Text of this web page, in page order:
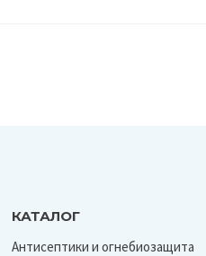
КАТАЛОГ
Антисептики и огнебиозащита